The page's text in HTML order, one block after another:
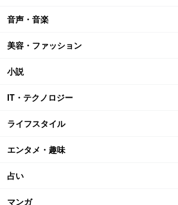
音声・音楽
美容・ファッション
小説
IT・テクノロジー
ライフスタイル
エンタメ・趣味
占い
マンガ